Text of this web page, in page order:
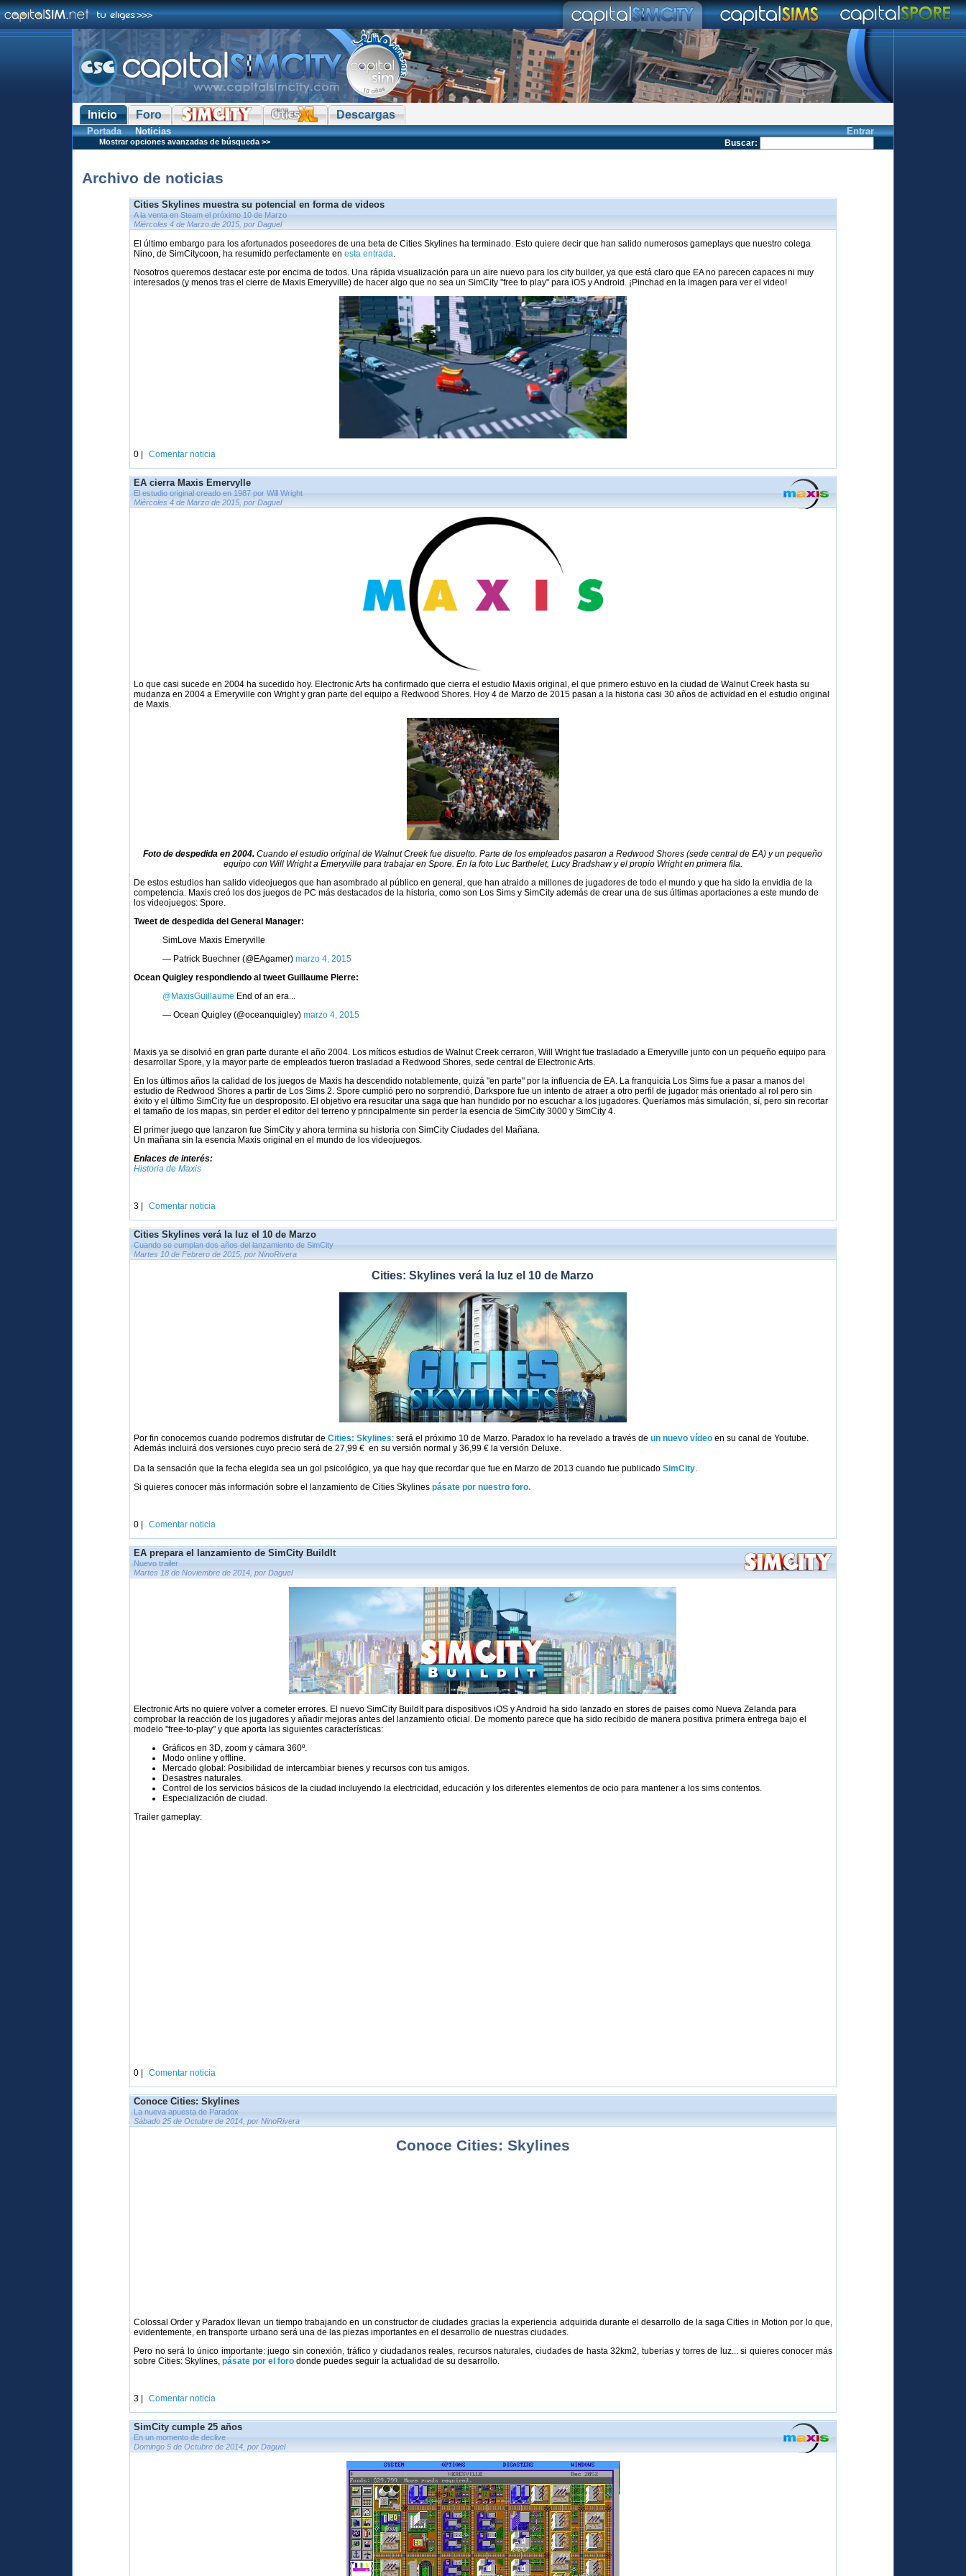
Inicio Foro Descargas
Entrar
Portada Noticias
Buscar:
Mostrar opciones avanzadas de búsqueda >>
Archivo de noticias
Cities Skylines muestra su potencial en forma de videos
A la venta en Steam el próximo 10 de Marzo
Miércoles 4 de Marzo de 2015, por Daguel
El último embargo para los afortunados poseedores de una beta de Cities Skylines ha terminado. Esto quiere decir que han salido numerosos gameplays que nuestro colega
Nino, de SimCitycoon, ha resumido perfectamente enesta entrada.
Nosotros queremos destacar este por encima de todos. Una rápida visualización para un aire nuevo para los city builder, ya que está claro que EA no parecen capaces ni muy
interesados (y menos tras el cierre de Maxis Emeryville) de hacer algo que no sea un SimCity "free to play" para iOS y Android. ¡Pinchad en la imagen para ver el video!
0 | Comentar noticia
EA cierra Maxis Emervylle
El estudio original creado en 1987 por Will Wright
Miércoles 4 de Marzo de 2015, por Daguel
Lo que casi sucede en 2004 ha sucedido hoy. Electronic Arts ha confirmado que cierra el estudio Maxis original, el que primero estuvo en la ciudad de Walnut Creek hasta su
mudanza en 2004 a Emeryville con Wright y gran parte del equipo a Redwood Shores. Hoy 4 de Marzo de 2015 pasan a la historia casi 30 años de actividad en el estudio original
de Maxis.
Foto de despedida en 2004. Cuando el estudio original de Walnut Creek fue disuelto. Parte de los empleados pasaron a Redwood Shores (sede central de EA) y un pequeño
equipo con Will Wright a Emeryville para trabajar en Spore. En la foto Luc Barthelet, Lucy Bradshaw y el propio Wright en primera fila.
De estos estudios han salido videojuegos que han asombrado al público en general, que han atraido a millones de jugadores de todo el mundo y que ha sido la envidia de la
competencia. Maxis creó los dos juegos de PC más destacados de la historia, como son Los Sims y SimCity además de crear una de sus últimas aportaciones a este mundo de
los videojuegos: Spore.
Tweet de despedida del General Manager:
SimLove Maxis Emeryville
— Patrick Buechner (@EAgamer)marzo 4, 2015
Ocean Quigley respondiendo al tweet Guillaume Pierre:
@MaxisGuillaume End of an era...
— Ocean Quigley (@oceanquigley)marzo 4, 2015
Maxis ya se disolvió en gran parte durante el año 2004. Los míticos estudios de Walnut Creek cerraron, Will Wright fue trasladado a Emeryville junto con un pequeño equipo para
desarrollar Spore, y la mayor parte de empleados fueron trasladad a Redwood Shores, sede central de Electronic Arts.
En los últimos años la calidad de los juegos de Maxis ha descendido notablemente, quizá "en parte" por la influencia de EA. La franquicia Los Sims fue a pasar a manos del
estudio de Redwood Shores a partir de Los Sims 2. Spore cumplió pero no sorprendió, Darkspore fue un intento de atraer a otro perfil de jugador más orientado al rol pero sin
éxito y el último SimCity fue un desproposito. El objetivo era resucitar una saga que han hundido por no escuchar a los jugadores. Queríamos más simulación, sí, pero sin recortar
el tamaño de los mapas, sin perder el editor del terreno y principalmente sin perder la esencia de SimCity 3000 y SimCity 4.
El primer juego que lanzaron fue SimCity y ahora termina su historia con SimCity Ciudades del Mañana.
Un mañana sin la esencia Maxis original en el mundo de los videojuegos.
Enlaces de interés:
Historia de Maxis
3 | Comentar noticia
Cities Skylines verá la luz el 10 de Marzo
Cuando se cumplan dos años del lanzamiento de SimCity
Martes 10 de Febrero de 2015, por NinoRivera
Cities: Skylines verá la luz el 10 de Marzo
Por fin conocemos cuando podremos disfrutar deCities: Skylines: será el próximo 10 de Marzo. Paradox lo ha revelado a través deun nuevo vídeo en su canal de Youtube.
Además incluirá dos versiones cuyo precio será de 27,99 € en su versión normal y 36,99 € la versión Deluxe.
Da la sensación que la fecha elegida sea un gol psicológico, ya que hay que recordar que fue en Marzo de 2013 cuando fue publicadoSimCity
Si quieres conocer más información sobre el lanzamiento de Cities Skylines pásate por nuestro foro.
0 | Comentar noticia
EA prepara el lanzamiento de SimCity BuildIt
Nuevo trailer
Martes 18 de Noviembre de 2014, por Daguel
Electronic Arts no quiere volver a cometer errores. El nuevo SimCity BuildIt para dispositivos iOS y Android ha sido lanzado en stores de paises como Nueva Zelanda para
comprobar la reacción de los jugadores y añadir mejoras antes del lanzamiento oficial. De momento parece que ha sido recibido de manera positiva primera entrega bajo el
modelo "free-to-play" y que aporta las siguientes características:
Gráficos en 3D, zoom y cámara 360º.
Modo online y offline.
Mercado global: Posibilidad de intercambiar bienes y recursos con tus amigos.
Desastres naturales.
Control de los servicios básicos de la ciudad incluyendo la electricidad, educación y los diferentes elementos de ocio para mantener a los sims contentos.
Especialización de ciudad.
Trailer gameplay:
0 | Comentar noticia
Conoce Cities: Skylines
La nueva apuesta de Paradox
Sábado 25 de Octubre de 2014, por NinoRivera
Conoce Cities: Skylines
Colossal Order y Paradox llevan un tiempo trabajando en un constructor de ciudades gracias la experiencia adquirida durante el desarrollo de la saga Cities in Motion por lo que,
evidentemente, en transporte urbano será una de las piezas importantes en el desarrollo de nuestras ciudades.
Pero no será lo único importante: juego sin conexión, tráfico y ciudadanos reales, recursos naturales, ciudades de hasta 32km2, tuberías y torres de luz... si quieres conocer más
sobre Cities: Skylines, pásate por el foro donde puedes seguir la actualidad de su desarrollo.
3 | Comentar noticia
SimCity cumple 25 años
En un momento de declive
Domingo 5 de Octubre de 2014, por Daguel